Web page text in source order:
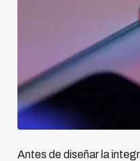
Antes de diseñar la